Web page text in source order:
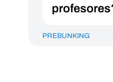
PREBUNKING